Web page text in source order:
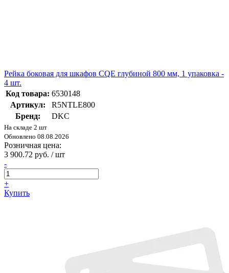
Рейка боковая для шкафов CQE глубиной 800 мм, 1 упаковка -
4 шт.
Код товара: 6530148
Артикул:
R5NTLE800
Бренд:
DKC
На складе 2 шт
Обновлено 08.08.2026
Розничная цена:
3 900.72 руб. / шт
-
+
Купить